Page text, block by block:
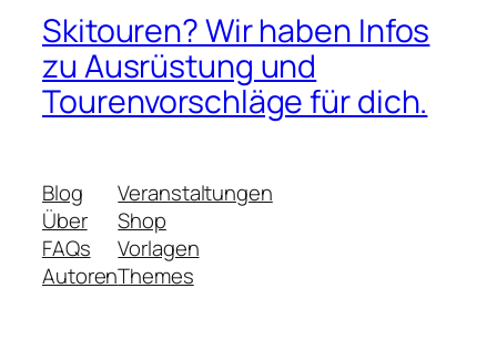
Skitouren? Wir haben Infos
zu Ausrüstung und
Tourenvorschläge für dich.
Blog
Über
FAQs
Autoren
Veranstaltungen
Shop
Vorlagen
Themes